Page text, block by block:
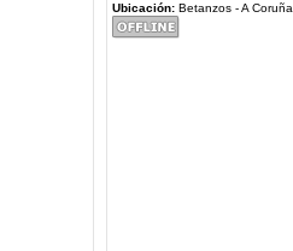
Ubicación:Betanzos - A Coruña